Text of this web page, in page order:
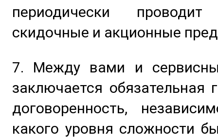
периодически
скидочные и акционные
7. Между вами и
заключается обязательная
договоренность,
какого уровня сложности